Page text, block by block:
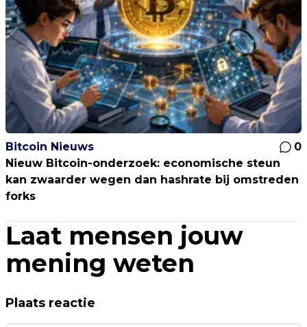
Bitcoin Nieuws
0
Nieuw Bitcoin-onderzoek: economische steun
kan zwaarder wegen dan hashrate bij omstreden
forks
Laat mensen jouw
mening weten
Plaats reactie